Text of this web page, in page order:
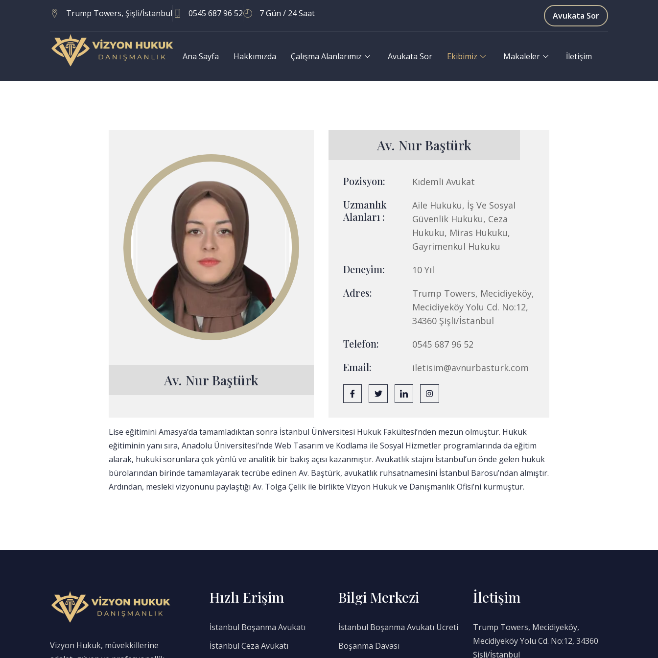
Trump Towers, Şişli/İstanbul 0545 687 96 52 7 Gün / 24 Saat Avukata Sor
Ana Sayfa Hakkımızda Çalışma Alanlarımız Avukata Sor Ekibimiz Makaleler İletişim
Av. Nur Baştürk
Av. Nur Baştürk
Pozisyon: Kıdemli Avukat
Uzmanlık
Alanları :
Aile Hukuku, İş Ve Sosyal
Güvenlik Hukuku, Ceza
Hukuku, Miras Hukuku,
Gayrimenkul Hukuku
Deneyim: 10 Yıl
Adres:
Trump Towers, Mecidiyeköy,
Mecidiyeköy Yolu Cd. No:12,
34360 Şişli/İstanbul
Telefon: 0545 687 96 52
Email: iletisim@avnurbasturk.com
Lise eğitimini Amasya’da tamamladıktan sonra İstanbul Üniversitesi Hukuk Fakültesi’nden mezun olmuştur. Hukuk
eğitiminin yanı sıra, Anadolu Üniversitesi’nde Web Tasarım ve Kodlama ile Sosyal Hizmetler programlarında da eğitim
alarak, hukuki sorunlara çok yönlü ve analitik bir bakış açısı kazanmıştır. Avukatlık stajını İstanbul’un önde gelen hukuk
bürolarından birinde tamamlayarak tecrübe edinen Av. Baştürk, avukatlık ruhsatnamesini İstanbul Barosu’ndan almıştır.
Ardından, mesleki vizyonunu paylaştığı Av. Tolga Çelik ile birlikte Vizyon Hukuk ve Danışmanlık Ofisi’ni kurmuştur.
Vizyon Hukuk, müvekkillerine
Hızlı Erişim
İstanbul Boşanma Avukatı
İstanbul Ceza Avukatı
Bilgi Merkezi
İstanbul Boşanma Avukatı Ücreti
Boşanma Davası
İletişim
Trump Towers, Mecidiyeköy,
Mecidiyeköy Yolu Cd. No:12, 34360
Şişli/İstanbul